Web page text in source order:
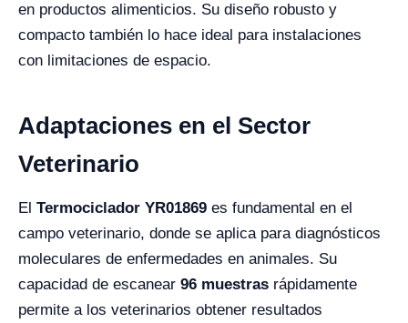
en productos alimenticios. Su diseño robusto y
compacto también lo hace ideal para instalaciones
con limitaciones de espacio.
Adaptaciones en el Sector
Veterinario
El Termociclador YR01869 es fundamental en el
campo veterinario, donde se aplica para diagnósticos
moleculares de enfermedades en animales. Su
capacidad de escanear 96 muestras rápidamente
permite a los veterinarios obtener resultados